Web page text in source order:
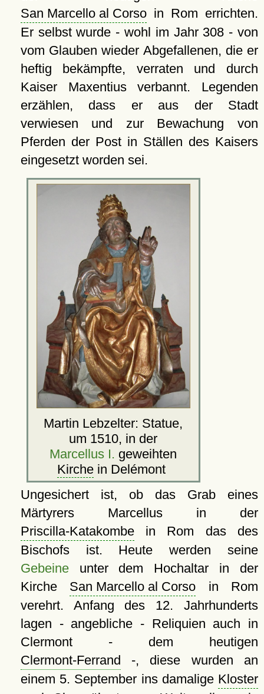
San Marcello al Corsoin Rom errichten.
Er selbst wurde - wohl im Jahr 308 - von
vom Glauben wieder Abgefallenen, die er
heftig bekämpfte, verraten und durch
Kaiser Maxentius verbannt. Legenden
erzählen, dass er aus der Stadt
verwiesen und zur Bewachung von
Pferden der Post in Ställen des Kaisers
eingesetzt worden sei.
Martin Lebzelter: Statue,
um 1510, in der
Marcellus I. geweihten
Kirche in Delémont
Ungesichert ist, ob das Grab eines
Märtyrers Marcellus in der
Priscilla-Katakombein Rom das des
Bischofs ist. Heute werden seine
Gebeineunter dem Hochaltar in der
Kirche San Marcello al Corso in Rom
verehrt. Anfang des 12. Jahrhunderts
lagen - angebliche - Reliquien auch in
Clermont - dem heutigen
Clermont-Ferrand -, diese wurden an
einem 5. September ins damalige Kloster